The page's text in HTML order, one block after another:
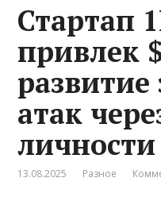
Стартап
привлек
атак
личности
13.08.2025 Разное